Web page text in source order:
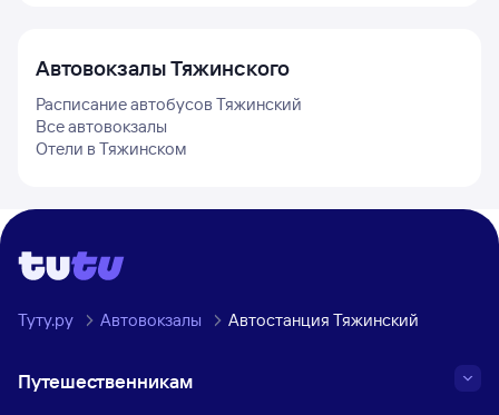
АвтовокзалыТяжинского
Расписание автобусов Тяжинский
Все автовокзалы
Отели в Тяжинском
Туту.ру Автовокзалы Автостанция Тяжинский
Путешественникам